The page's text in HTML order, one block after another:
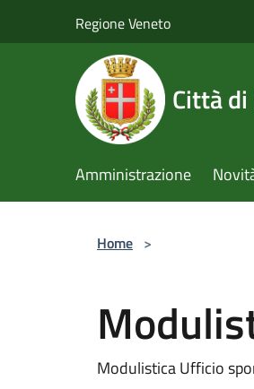
Regione Veneto
Città
Amministrazione
Home >
Modulistica Ufficio